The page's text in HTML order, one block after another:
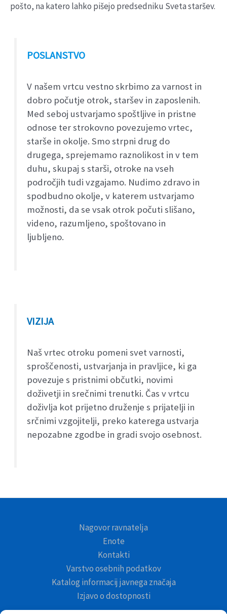
pošto, na katero lahko pišejo predsedniku Sveta staršev.
POSLANSTVO
V našem vrtcu vestno skrbimo za varnost in
dobro počutje otrok, staršev in zaposlenih.
Med seboj ustvarjamo spoštljive in pristne
odnose ter strokovno povezujemo vrtec,
starše in okolje. Smo strpni drug do
drugega, sprejemamo raznolikost in v tem
duhu, skupaj s starši, otroke na vseh
področjih tudi vzgajamo. Nudimo zdravo in
spodbudno okolje, v katerem ustvarjamo
možnosti, da se vsak otrok počuti slišano,
videno, razumljeno, spoštovano in
ljubljeno.
VIZIJA
Naš vrtec otroku pomeni svet varnosti,
sproščenosti, ustvarjanja in pravljice, ki ga
povezuje s pristnimi občutki, novimi
doživetji in srečnimi trenutki. Čas v vrtcu
doživlja kot prijetno druženje s prijatelji in
srčnimi vzgojitelji, preko katerega ustvarja
nepozabne zgodbe in gradi svojo osebnost.
Nagovor ravnatelja
Enote
Kontakti
Varstvo osebnih podatkov
Katalog informacij javnega značaja
Izjavo o dostopnosti